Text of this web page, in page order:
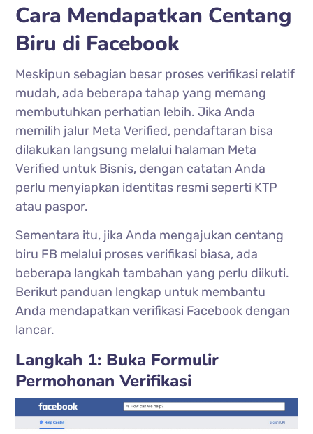
Cara Mendapatkan Centang
Biru di Facebook
Meskipun sebagian besar proses verifikasi relatif
mudah, ada beberapa tahap yang memang
membutuhkan perhatian lebih. Jika Anda
memilih jalur Meta Verified, pendaftaran bisa
dilakukan langsung melalui halaman Meta
Verified untuk Bisnis, dengan catatan Anda
perlu menyiapkan identitas resmi seperti KTP
atau paspor.
Sementara itu, jika Anda mengajukan centang
biru FB melalui proses verifikasi biasa, ada
beberapa langkah tambahan yang perlu diikuti.
Berikut panduan lengkap untuk membantu
Anda mendapatkan verifikasi Facebook dengan
lancar.
Langkah 1: Buka Formulir
Permohonan Verifikasi